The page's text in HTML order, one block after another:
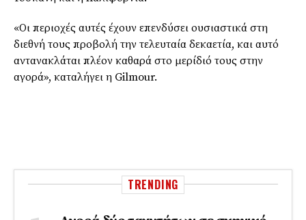
«Οι περιοχές αυτές έχουν επενδύσει ουσιαστικά στη
διεθνή τους προβολή την τελευταία δεκαετία, και αυτό
αντανακλάται πλέον καθαρά στο μερίδιό τους στην
αγορά», καταλήγει η Gilmour.
TRENDING